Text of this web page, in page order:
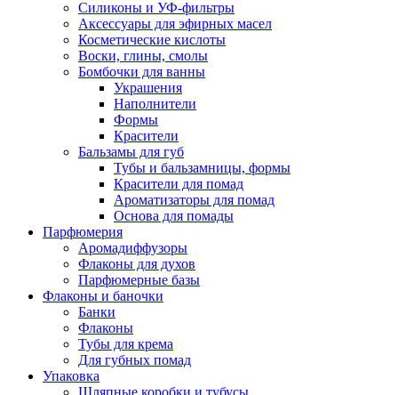
Силиконы и УФ-фильтры
Аксессуары для эфирных масел
Косметические кислоты
Воски, глины, смолы
Бомбочки для ванны
Украшения
Наполнители
Формы
Красители
Бальзамы для губ
Тубы и бальзамницы, формы
Красители для помад
Ароматизаторы для помад
Основа для помады
Парфюмерия
Аромадиффузоры
Флаконы для духов
Парфюмерные базы
Флаконы и баночки
Банки
Флаконы
Тубы для крема
Для губных помад
Упаковка
Шляпные коробки и тубусы